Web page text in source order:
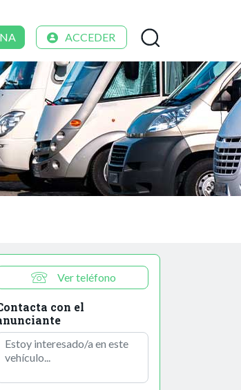
ACCEDER
Ver teléfono
con el